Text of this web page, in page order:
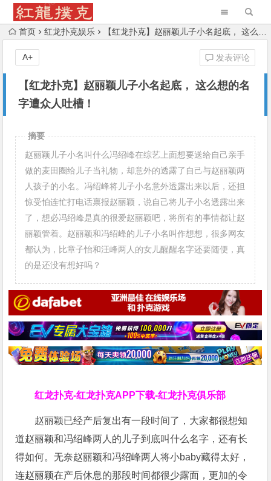
首页 红龙扑克娱乐 【红龙扑克】赵丽颖儿子小名起底， 这么想的名字遭众人吐槽！
【红龙扑克】赵丽颖儿子小名起底， 这么想的名
字遭众人吐槽！
发表评论
A+
摘要
赵丽颖儿子小名叫什么冯绍峰在综艺上面想要送给自己亲手
做的麦田圈给儿子当礼物，却意外的透露了自己与赵丽颖两
人孩子的小名。冯绍峰将儿子小名意外透露出来以后，还担
惊受怕连忙打电话禀报赵丽颖，说自己将儿子小名透露出来
了，想必冯绍峰是真的很爱赵丽颖吧，将所有的事情都让赵
丽颖管着。赵丽颖和冯绍峰的儿子小名叫作想想，很多网友
都认为，比章子怡和汪峰两人的女儿醒醒名字还要随便，真
的是还没有想好吗？
红龙扑克-红龙扑克APP下载-红龙扑克俱乐部
赵丽颖已经产后复出有一段时间了，大家都很想知
道赵丽颖和冯绍峰两人的儿子到底叫什么名字，还有长
得如何。无奈赵丽颖和冯绍峰两人将小baby藏得太好，
连赵丽颖在产后休息的那段时间都很少露面，更加的令